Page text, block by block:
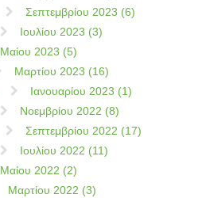
Σεπτεμβρίου 2023 (6)
Ιουλίου 2023 (3)
Μαίου 2023 (5)
Μαρτίου 2023 (16)
Ιανουαρίου 2023 (1)
Νοεμβρίου 2022 (8)
Σεπτεμβρίου 2022 (17)
Ιουλίου 2022 (11)
Μαίου 2022 (2)
Μαρτίου 2022 (3)